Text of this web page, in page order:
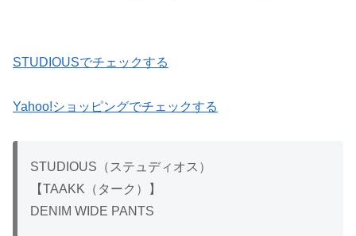
STUDIOUSでチェックする
Yahoo!ショッピングでチェックする
STUDIOUS（ステュディオス）
【TAAKK（ターク）】
DENIM WIDE PANTS